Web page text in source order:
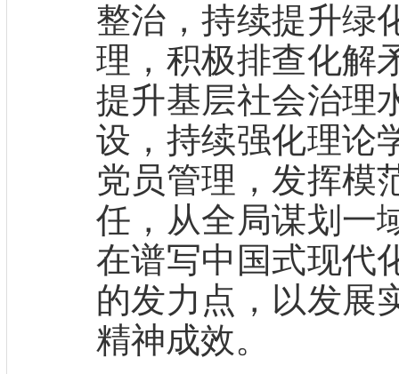
整治，持续提升绿
理，积极排查化解
提升基层社会治理
设，持续强化理论
党员管理，发挥模
任，从全局谋划一
在谱写中国式现代
的发力点，以发展
精神成效。